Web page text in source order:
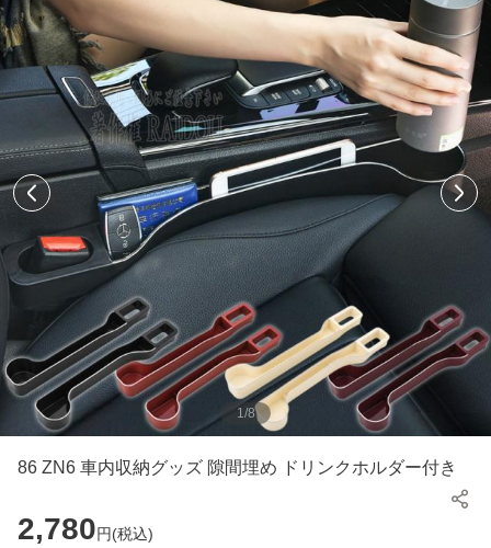
1/8
86 ZN6 車内収納グッズ 隙間埋め ドリンクホルダー付き
2,780円(税込)